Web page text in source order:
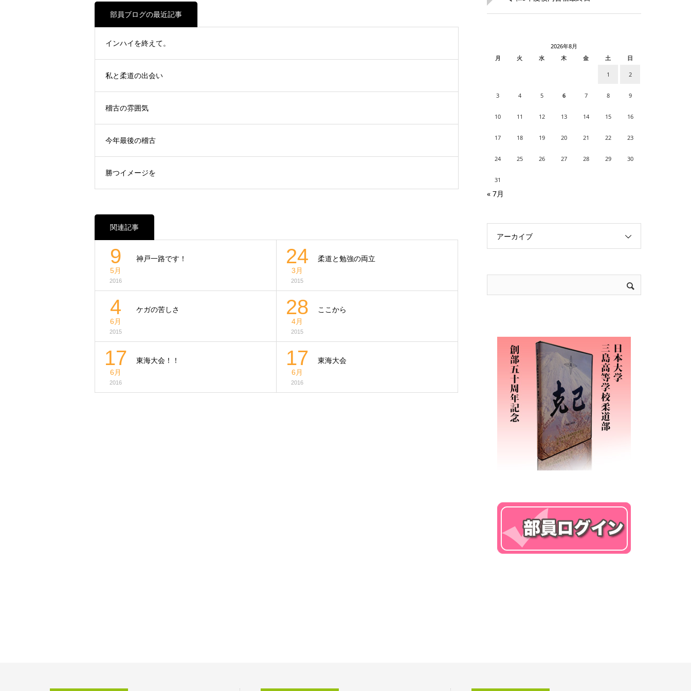
部員ブログの最近記事
インハイを終えて。
私と柔道の出会い
稽古の雰囲気
今年最後の稽古
勝つイメージを
関連記事
9
5月
2016
神戸一路です！ 24
3月
2015
柔道と勉強の両立
4
6月
2015
ケガの苦しさ 28
4月
2015
ここから
17
6月
2016
東海大会！！ 17
6月
2016
東海大会
2026年8月
月
火 水 木 金 土 日
1 2
3 4 5 6 7 8 9
10 11 12 13 14 15 16
17 18 19 20 21 22 23
24 25 26 27 28 29 30
31
« 7月
アーカイブ